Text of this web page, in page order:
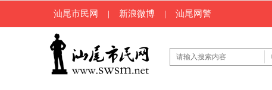
汕尾市民网 | 新浪微博 | 汕尾网警